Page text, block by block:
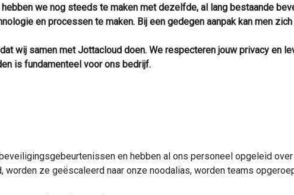
we nog steeds te maken met dezelfde, al lang bestaande
en processen te maken. Bij een gedegen aanpak kan men
wij samen met Jottacloud doen. We respecteren jouw privacy en
is fundamenteel voor ons bedrijf.
en hebben al ons personeel opgeleid
ze geëscaleerd naar onze noodalias, worden teams